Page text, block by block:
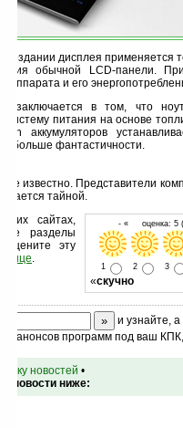
создании дисплея применяется
обычной LCD-панели.
аппарата и его
заключается в том, что
систему питания на основе
аккумуляторов
больше фантастичности.
не известно. Представители
тайной.
- « оценка: 5
1 2 3
«скучно
сайтах,
разделы
эту
.
и узнайте,
анонсов программ под ваш
новостей •
новости ниже: